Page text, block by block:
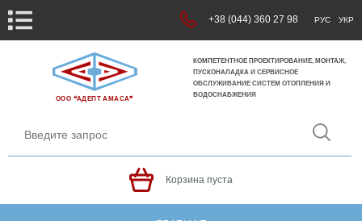
+38 (044) 360 27 98 РУС УКР
ООО ❝АДЕПТ АМАСА❞
КОМПЕТЕНТНОЕ ПРОЕКТИРОВАНИЕ, МОНТАЖ,
ПУСКОНАЛАДКА И СЕРВИСНОЕ
ОБСЛУЖИВАНИЕ СИСТЕМ ОТОПЛЕНИЯ И
ВОДОСНАБЖЕНИЯ
Корзина пуста